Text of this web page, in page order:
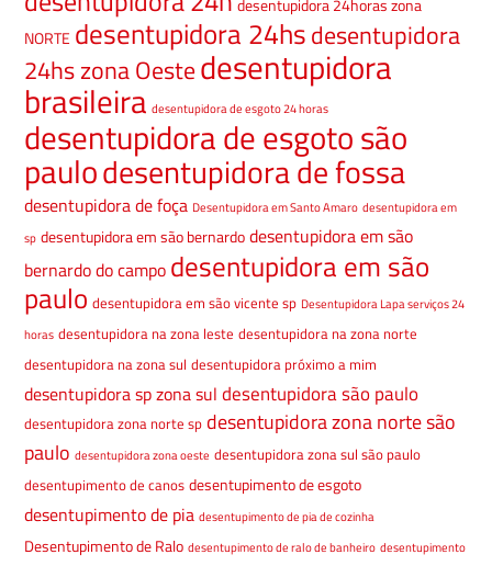
desentupidora 24horas zona
NORTE desentupidora 24hsdesentupidora
24hs zona Oestedesentupidora
brasileira desentupidora de esgoto 24 horas
desentupidora de esgoto são
paulodesentupidora de fossa
desentupidora de foça Desentupidora em Santo Amaro desentupidora em
sp desentupidora em são bernardo desentupidora em são
bernardo do campo desentupidora em são
paulo desentupidora em são vicente sp Desentupidora Lapa serviços 24
horas desentupidora na zona leste desentupidora na zona norte
desentupidora na zona sul desentupidora próximo a mim
desentupidora sp zona sul desentupidora são paulo
desentupidora zona norte sp desentupidora zona norte são
paulo desentupidora zona oeste desentupidora zona sul são paulo
desentupimento de canos desentupimento de esgoto
desentupimento de pia desentupimento de pia de cozinha
Desentupimento de Ralo desentupimento de ralo de banheiro desentupimento